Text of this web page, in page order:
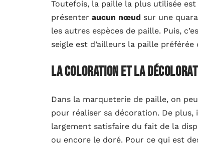
Toutefois, la paille la plus utilisée
présenter aucun nœud sur une
les autres espèces de paille. Puis,
seigle est d’ailleurs la paille préférée
La coloration et la
Dans la marqueterie de paille, on
pour réaliser sa décoration. De
largement satisfaire du fait de la
ou encore le doré. Pour ce qui est